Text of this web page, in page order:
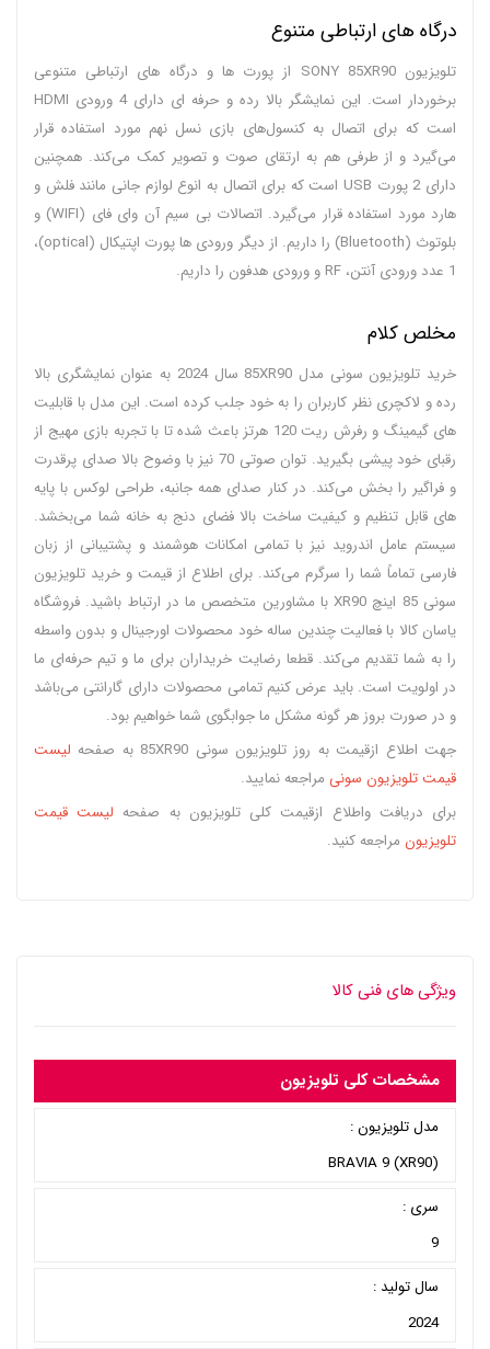
درگاه های ارتباطی متنوع
تلویزیون SONY 85XR90 از پورت ها و درگاه های ارتباطی متنوعی
برخوردار است. این نمایشگر بالا رده و حرفه ای دارای 4 ورودی HDMI
است که برای اتصال به کنسول‌های بازی نسل نهم مورد استفاده قرار
می‌گیرد و از طرفی هم به ارتقای صوت و تصویر کمک می‌کند. همچنین
دارای 2 پورت USB است که برای اتصال به انوع لوازم جانی مانند فلش و
هارد مورد استفاده قرار می‌گیرد. اتصالات بی سیم آن وای فای (WIFI) و
بلوتوث (Bluetooth) را داریم. از دیگر ورودی ها پورت اپتیکال (optical)،
1 عدد ورودی آنتن، RF و ورودی هدفون را داریم.
مخلص کلام
خرید تلویزیون سونی مدل 85XR90 سال 2024 به عنوان نمایشگری بالا
رده و لاکچری نظر کاربران را به خود جلب کرده است. این مدل با قابلیت
های گیمینگ و رفرش ریت 120 هرتز باعث شده تا با تجربه بازی مهیج از
رقبای خود پیشی بگیرید. توان صوتی 70 نیز با وضوح بالا صدای پرقدرت
و فراگیر را بخش می‌کند. در کنار صدای همه جانبه، طراحی لوکس با پایه
های قابل تنظیم و کیفیت ساخت بالا فضای دنج به خانه شما می‌بخشد.
سیستم عامل اندروید نیز با تمامی امکانات هوشمند و پشتیبانی از زبان
فارسی تماماً شما را سرگرم می‌کند. برای اطلاع از قیمت و خرید تلویزیون
سونی 85 اینچ XR90 با مشاورین متخصص ما در ارتباط باشید. فروشگاه
یاسان کالا با فعالیت چندین ساله خود محصولات اورجینال و بدون واسطه
را به شما تقدیم می‌کند. قطعا رضایت خریداران برای ما و تیم حرفه‌ای ما
در اولویت است. باید عرض کنیم تمامی محصولات دارای گارانتی می‌باشد
و در صورت بروز هر گونه مشکل ما جوابگوی شما خواهیم بود.
جهت اطلاع ازقیمت به روز تلویزیون سونی 85XR90 به صفحه
لیست
قیمت تلویزیون سونی مراجعه نمایید.
برای دریافت واطلاع ازقیمت کلی تلویزیون به صفحه لیست قیمت
تلویزیون مراجعه کنید.
ویژگی های فنی کالا
مشخصات کلی تلویزیون
مدل تلویزیون :
BRAVIA 9 (XR90)
سری :
9
سال تولید :
2024